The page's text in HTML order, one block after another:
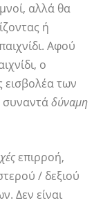
αλλά θα
ή
Αφού
ο
εισβολέα των
συναντάδύναμη
επιρροή,
/ δεξιού
Δεν είναι